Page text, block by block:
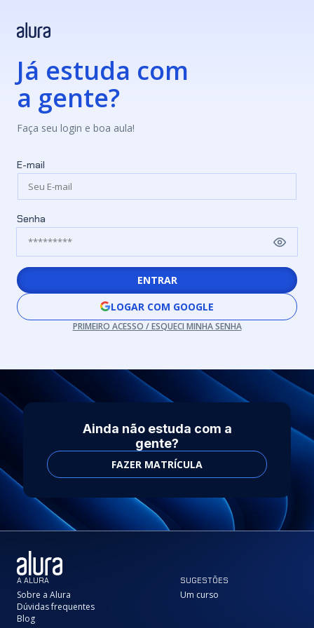
Já estuda com
a gente?
Faça seu login e boa aula!
E-mail
Senha
ENTRAR
LOGAR COM GOOGLE
PRIMEIRO ACESSO / ESQUECI MINHA SENHA
Ainda não estuda com a
gente?
FAZER MATRÍCULA
A ALURA
Sobre a Alura
Dúvidas frequentes
Blog
SUGESTÕES
Um curso